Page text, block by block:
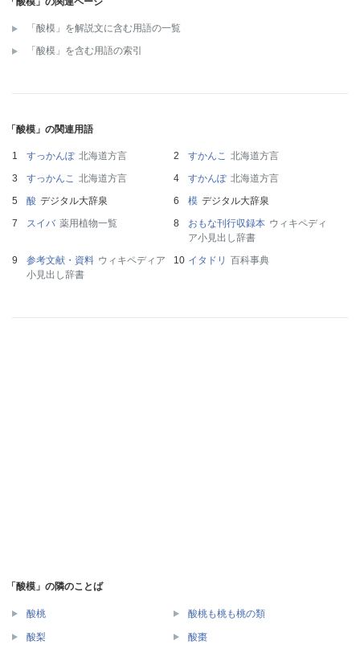
「酸模」を解説文に含む用語の一覧
「酸模」を含む用語の索引
「酸模」の関連用語
すっかんぽ 北海道方言 すかんこ 北海道方言
すっかんこ 北海道方言 すかんぽ 北海道方言
酸 デジタル大辞泉 模 デジタル大辞泉
スイバ 薬用植物一覧 おもな刊行収録本 ウィキペディ
ア小見出し辞書
参考文献・資料 ウィキペディア
小見出し辞書
イタドリ 百科事典
「酸模」の隣のことば
酸桃 酸桃も桃も桃の類
酸梨 酸棗